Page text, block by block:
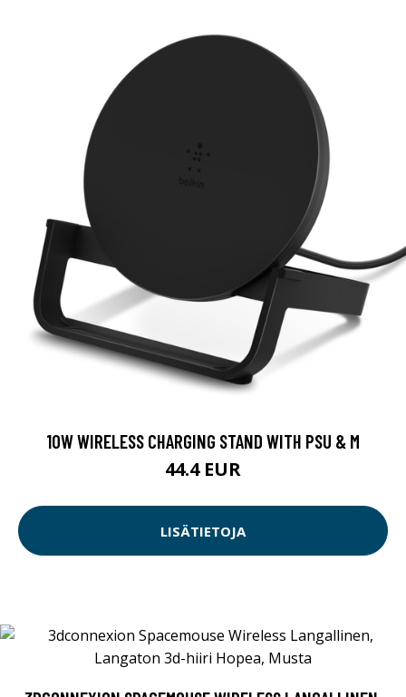
10W WIRELESS CHARGING STAND WITH PSU & M
44.4 EUR
LISÄTIETOJA